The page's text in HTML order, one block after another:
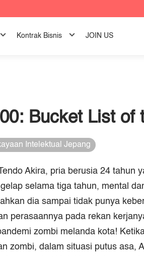
Kontrak Bisnis JOIN US
Bucket List of
Intelektual Jepang
Akira, pria berusia 24 tahun
selama tiga tahun, mental
dia sampai tidak punya
perasaannya pada rekan
zombi melanda kota!
zombi, dalam situasi putus asa,